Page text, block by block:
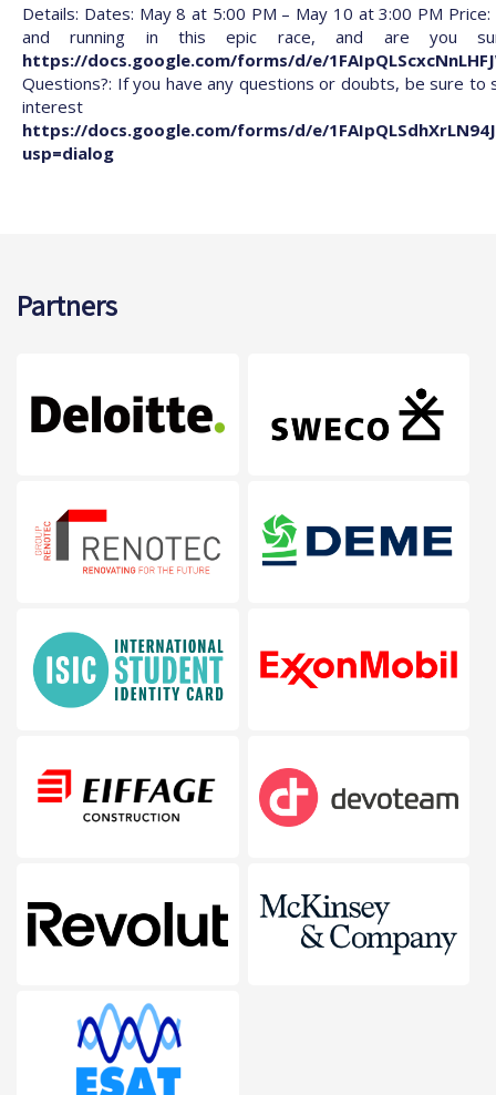
Details: Dates: May 8 at 5:00 PM – May 10 at 3:00 PM
and running in this epic race, and are you
https://docs.google.com/forms/d/e/
Questions?: If you have any questions or doubts, be sure to
https://docs.google.com/forms/d/e/
usp=dialog
Partners